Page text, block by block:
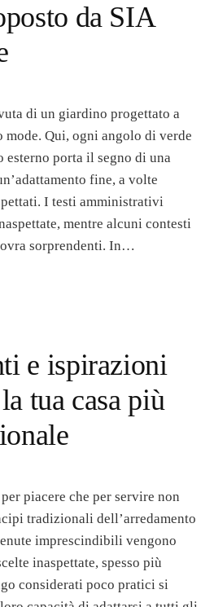
da SIA
di un giardino progettato a
mode. Qui, ogni angolo di verde
esterno porta il segno di una
fine, a volte
I testi amministrativi
mentre alcuni contesti
sorprendenti. In…
e ispirazioni
tua casa più
piacere che per servire non
tradizionali dell’arredamento
imprescindibili vengono
inaspettate, spesso più
considerati poco pratici si